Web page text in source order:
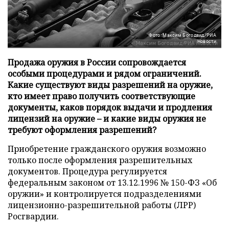
Фото: Максим Богодвид/РИА
Новости
Продажа оружия в России сопровождается
особыми процедурами и рядом ограничений.
Какие существуют виды разрешений на оружие,
кто имеет право получить соответствующие
документы, каков порядок выдачи и продления
лицензий на оружие – и какие виды оружия не
требуют оформления разрешений?
Приобретение гражданского оружия возможно
только после оформления разрешительных
документов. Процедура регулируется
федеральным законом от 13.12.1996 № 150-ФЗ «Об
оружии» и контролируется подразделениями
лицензионно-разрешительной работы (ЛРР)
Росгвардии.